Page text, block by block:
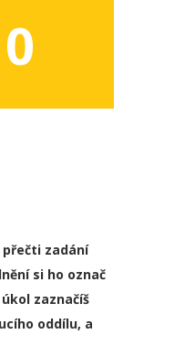
přečti zadání
si ho označ
zaznačíš
oddílu, a